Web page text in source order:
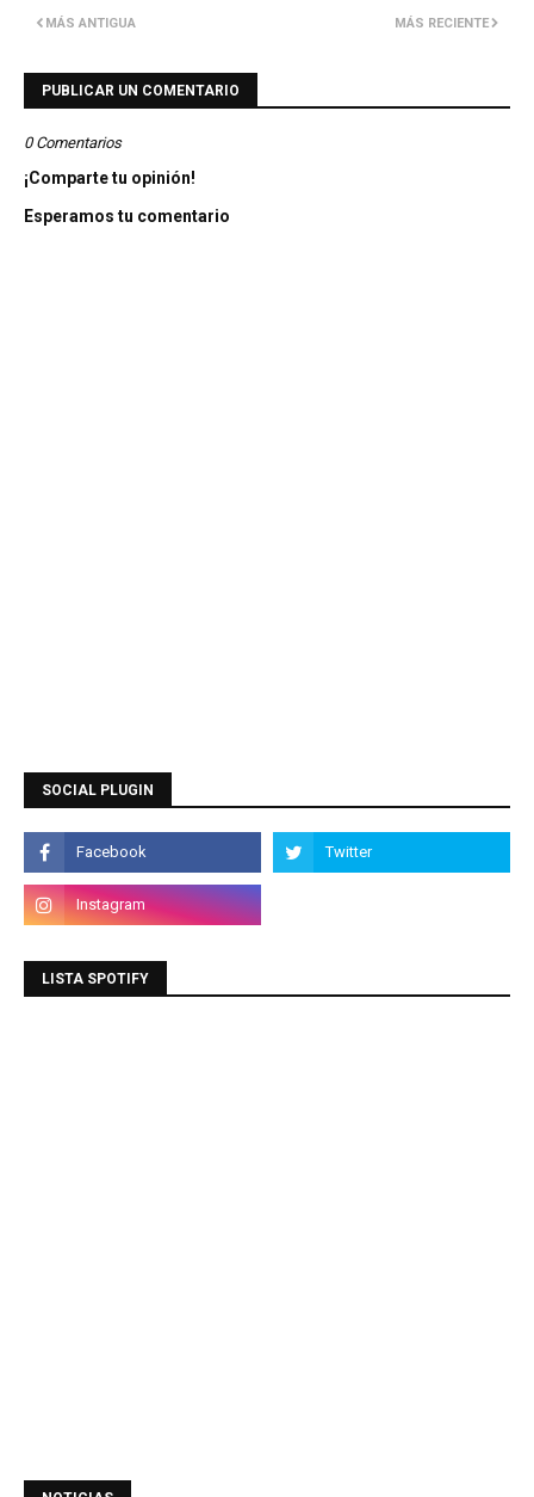
MÁS RECIENTE
MÁS ANTIGUA
PUBLICAR UN COMENTARIO
0 Comentarios
¡Comparte tu opinión!
Esperamos tu comentario
SOCIAL PLUGIN
LISTA SPOTIFY